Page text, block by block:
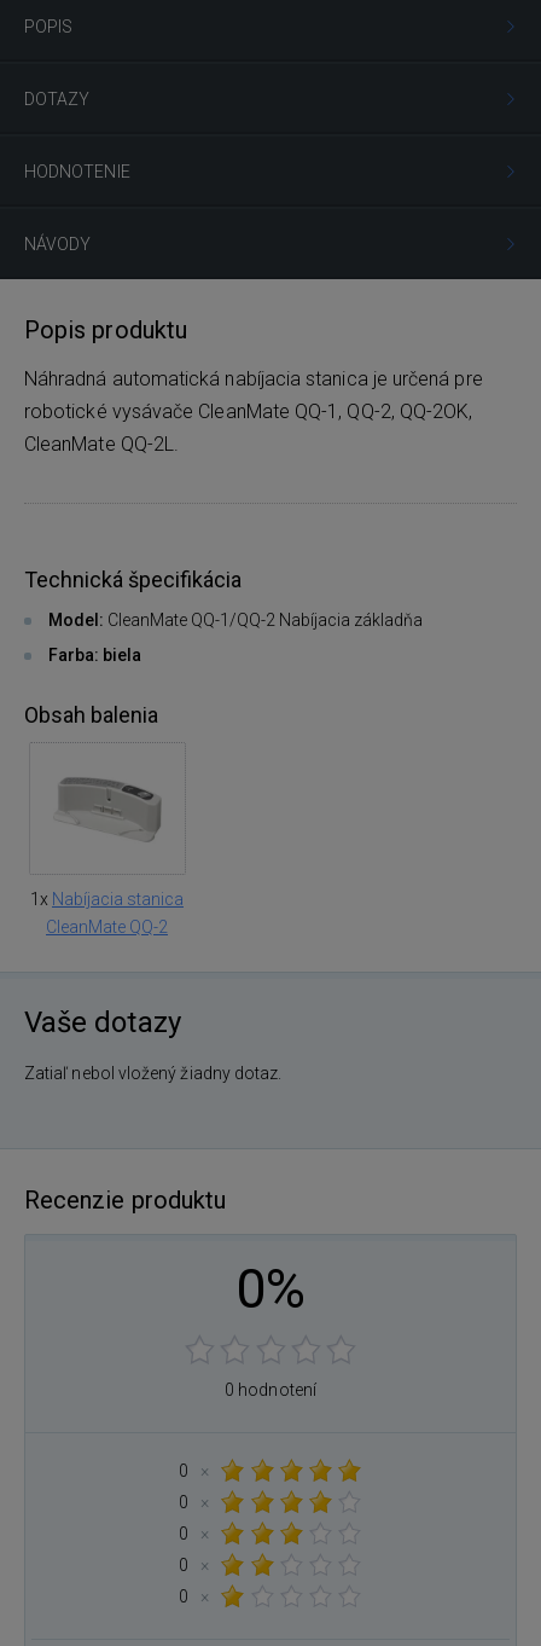
POPIS
DOTAZY
HODNOTENIE
NÁVODY
Popis produktu
Náhradná automatická nabíjacia stanica je určená pre
robotické vysávače CleanMate QQ-1, QQ-2, QQ-2OK,
CleanMate QQ-2L.
Technická špecifikácia
Model: CleanMate QQ-1/QQ-2 Nabíjacia základňa
Farba: biela
Obsah balenia
1x Nabíjacia stanica
CleanMate QQ-2
Vaše dotazy
Zatiaľ nebol vložený žiadny dotaz.
Recenzie produktu
0%
0 hodnotení
0
×
0
×
0
×
0
×
0
×